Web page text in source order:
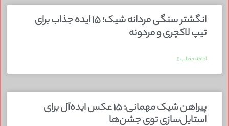
انگشتر سنگی مردانه شیک؛ ۱۵ ایده جذاب برای
تیپ لاکچری و مردونه
ادامه مطلب »
پیراهن شیک مهمانی؛ ۱۵ عکس ایده‌آل برای
استایل‌سازی توی جشن‌ها